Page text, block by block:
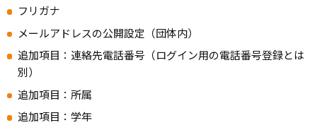
フリガナ
メールアドレスの公開設定（団体内）
追加項目：連絡先電話番号（ログイン用の電話番号登録とは
別）
追加項目：所属
追加項目：学年